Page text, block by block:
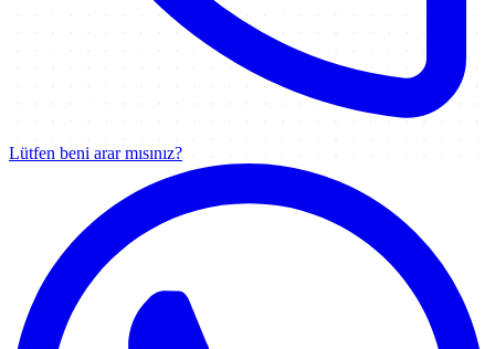
Lütfen beni arar mısınız?